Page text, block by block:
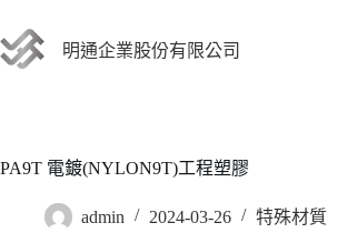
至
主
明通企業股份有限公司
PA9T 電鍍(NYLON9T)工程塑膠
admin 2024-03-26 特殊材質